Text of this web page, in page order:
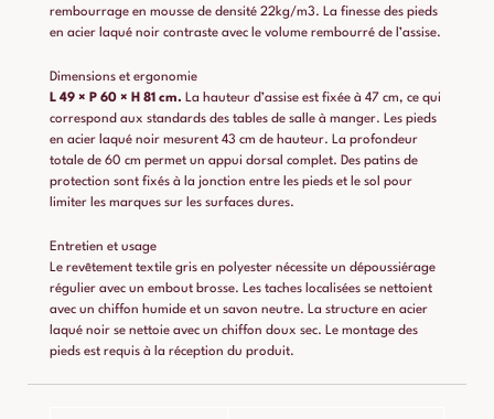
rembourrage en mousse de densité 22kg/m3. La finesse des pieds
en acier laqué noir contraste avec le volume rembourré de l’assise.
Dimensions et ergonomie
L 49 × P 60 × H 81 cm. La hauteur d’assise est fixée à 47 cm, ce qui
correspond aux standards des tables de salle à manger. Les pieds
en acier laqué noir mesurent 43 cm de hauteur. La profondeur
totale de 60 cm permet un appui dorsal complet. Des patins de
protection sont fixés à la jonction entre les pieds et le sol pour
limiter les marques sur les surfaces dures.
Entretien et usage
Le revêtement textile gris en polyester nécessite un dépoussiérage
régulier avec un embout brosse. Les taches localisées se nettoient
avec un chiffon humide et un savon neutre. La structure en acier
laqué noir se nettoie avec un chiffon doux sec. Le montage des
pieds est requis à la réception du produit.